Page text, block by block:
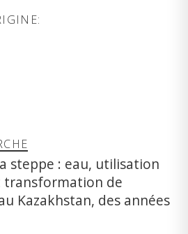
steppe : eau, utilisation
transformation de
Kazakhstan, des années